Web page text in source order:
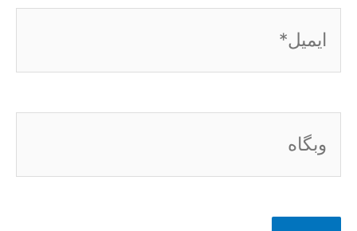
ایمیل*
وبگاه